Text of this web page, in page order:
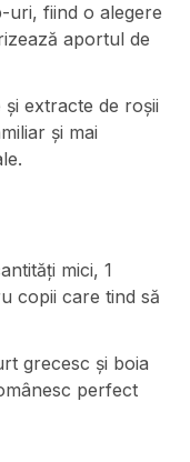
uri, fiind o alegere
aportul de
extracte de roșii
și mai
mici, 1
copii care tind să
grecesc și boia
perfect